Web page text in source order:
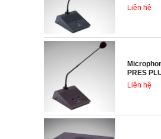
Liên hệ
PRES
Liên hệ